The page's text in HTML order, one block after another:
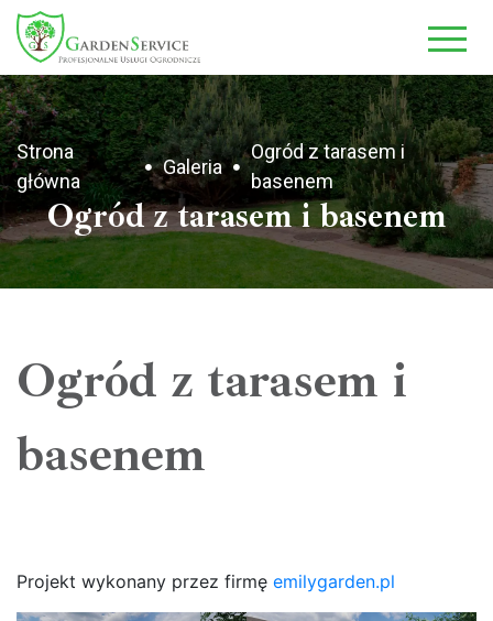
-->
Strona
główna
Galeria
Ogród z tarasem i
basenem
Ogród z tarasem i basenem
Ogród z tarasem i
basenem
Projekt wykonany przez firmę emilygarden.pl